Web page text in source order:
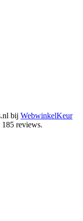
bij WebwinkelKeur
reviews.